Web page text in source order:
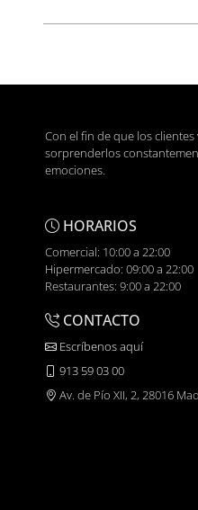
Con el fin de que los
sorprenderlos
emociones.
HORARIOS
Comercial: 10:00 a 22:00
Hipermercado: 09:00 a 22:00
Restaurantes: 9:00 a 22:00
CONTACTO
Escríbenos aquí
913 59 03 00
Av. de Pío XII, 2, 28016